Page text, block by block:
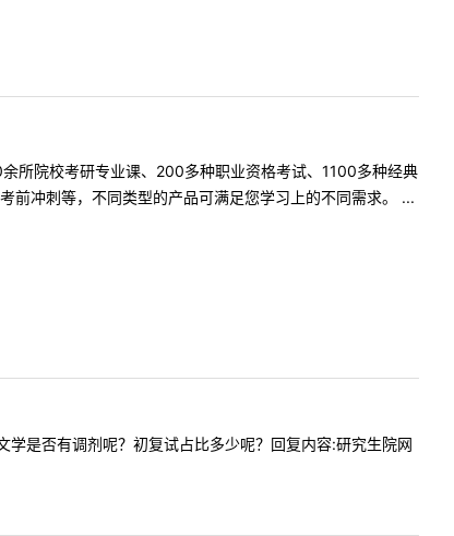
所院校考研专业课、200多种职业资格考试、1100多种经典
前冲刺等，不同类型的产品可满足您学习上的不同需求。 ...
是否有调剂呢？初复试占比多少呢？回复内容:研究生院网